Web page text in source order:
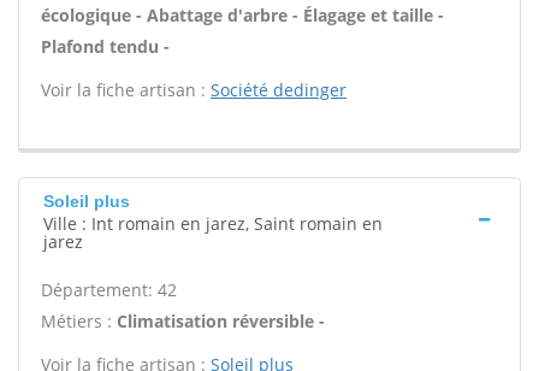
écologique - Abattage d'arbre - Élagage et taille -
Plafond tendu -
Voir la fiche artisan : Société dedinger
Soleil plus
Ville : Int romain en jarez, Saint romain en
jarez
Département: 42
Métiers : Climatisation réversible -
Voir la fiche artisan : Soleil plus